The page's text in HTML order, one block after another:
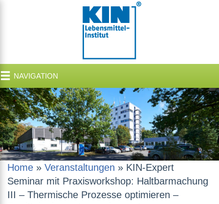
NAVIGATION
Home » Veranstaltungen » KIN-Expert
Seminar mit Praxisworkshop: Haltbarmachung
III – Thermische Prozesse optimieren –